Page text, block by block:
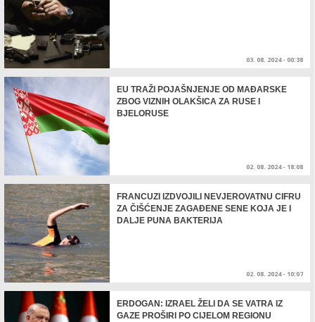
03. 08. 2024 - 00:38
EU TRAŽI POJAŠNJENJE OD MAĐARSKE
ZBOG VIZNIH OLAKŠICA ZA RUSE I
BJELORUSE
02. 08. 2024 - 18:08
FRANCUZI IZDVOJILI NEVJEROVATNU CIFRU
ZA ČIŠĆENJE ZAGAĐENE SENE KOJA JE I
DALJE PUNA BAKTERIJA
02. 08. 2024 - 10:07
ERDOGAN: IZRAEL ŽELI DA SE VATRA IZ
GAZE PROŠIRI PO CIJELOM REGIONU